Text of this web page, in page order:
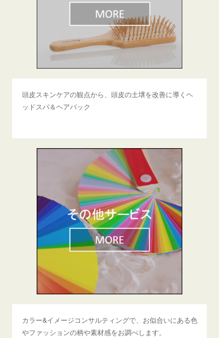
頭皮スキンケアの観点から、頭皮の土壌を改善に導くヘ
ッドスパ＆ヘアパック
カラー&イメージコンサルティングで、お似合いにある色
やファッションの柄や素材感をお調べします。